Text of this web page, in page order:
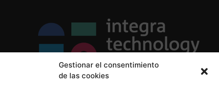
Gestionar el consentimiento
de las cookies